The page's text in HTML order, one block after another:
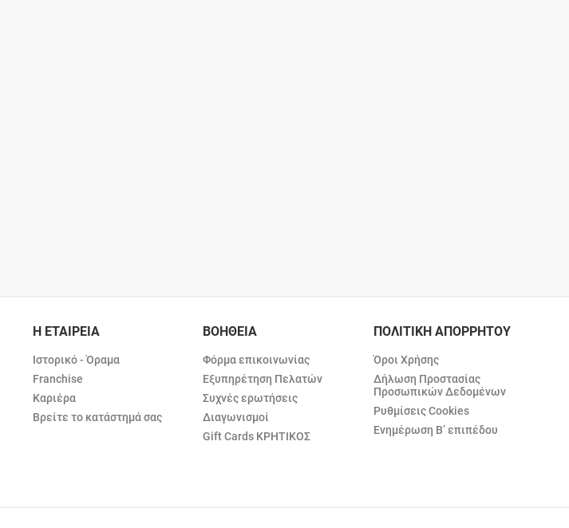
Η ΕΤΑΙΡΕΙΑ
Ιστορικό - Όραμα
Franchise
Καριέρα
Βρείτε το κατάστημά σας
ΒΟΗΘΕΙΑ
Φόρμα επικοινωνίας
Εξυπηρέτηση Πελατών
Συχνές ερωτήσεις
Διαγωνισμοί
Gift Cards ΚΡΗΤΙΚΟΣ
ΠΟΛΙΤΙΚΗ ΑΠΟΡΡΗΤΟΥ
Όροι Χρήσης
Δήλωση Προστασίας
Προσωπικών Δεδομένων
Ρυθμίσεις Cookies
Ενημέρωση Β’ επιπέδου